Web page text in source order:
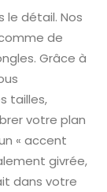
le détail. Nos
de
Grâce à
tailles,
votre plan
« accent
givrée,
dans votre